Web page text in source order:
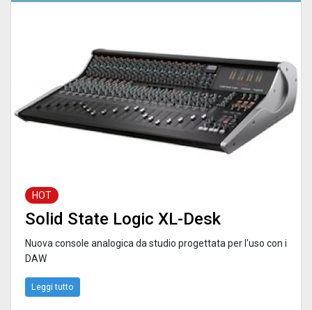
HOT
Solid State Logic XL-Desk
Nuova console analogica da studio progettata per l'uso con i
DAW
Leggi tutto